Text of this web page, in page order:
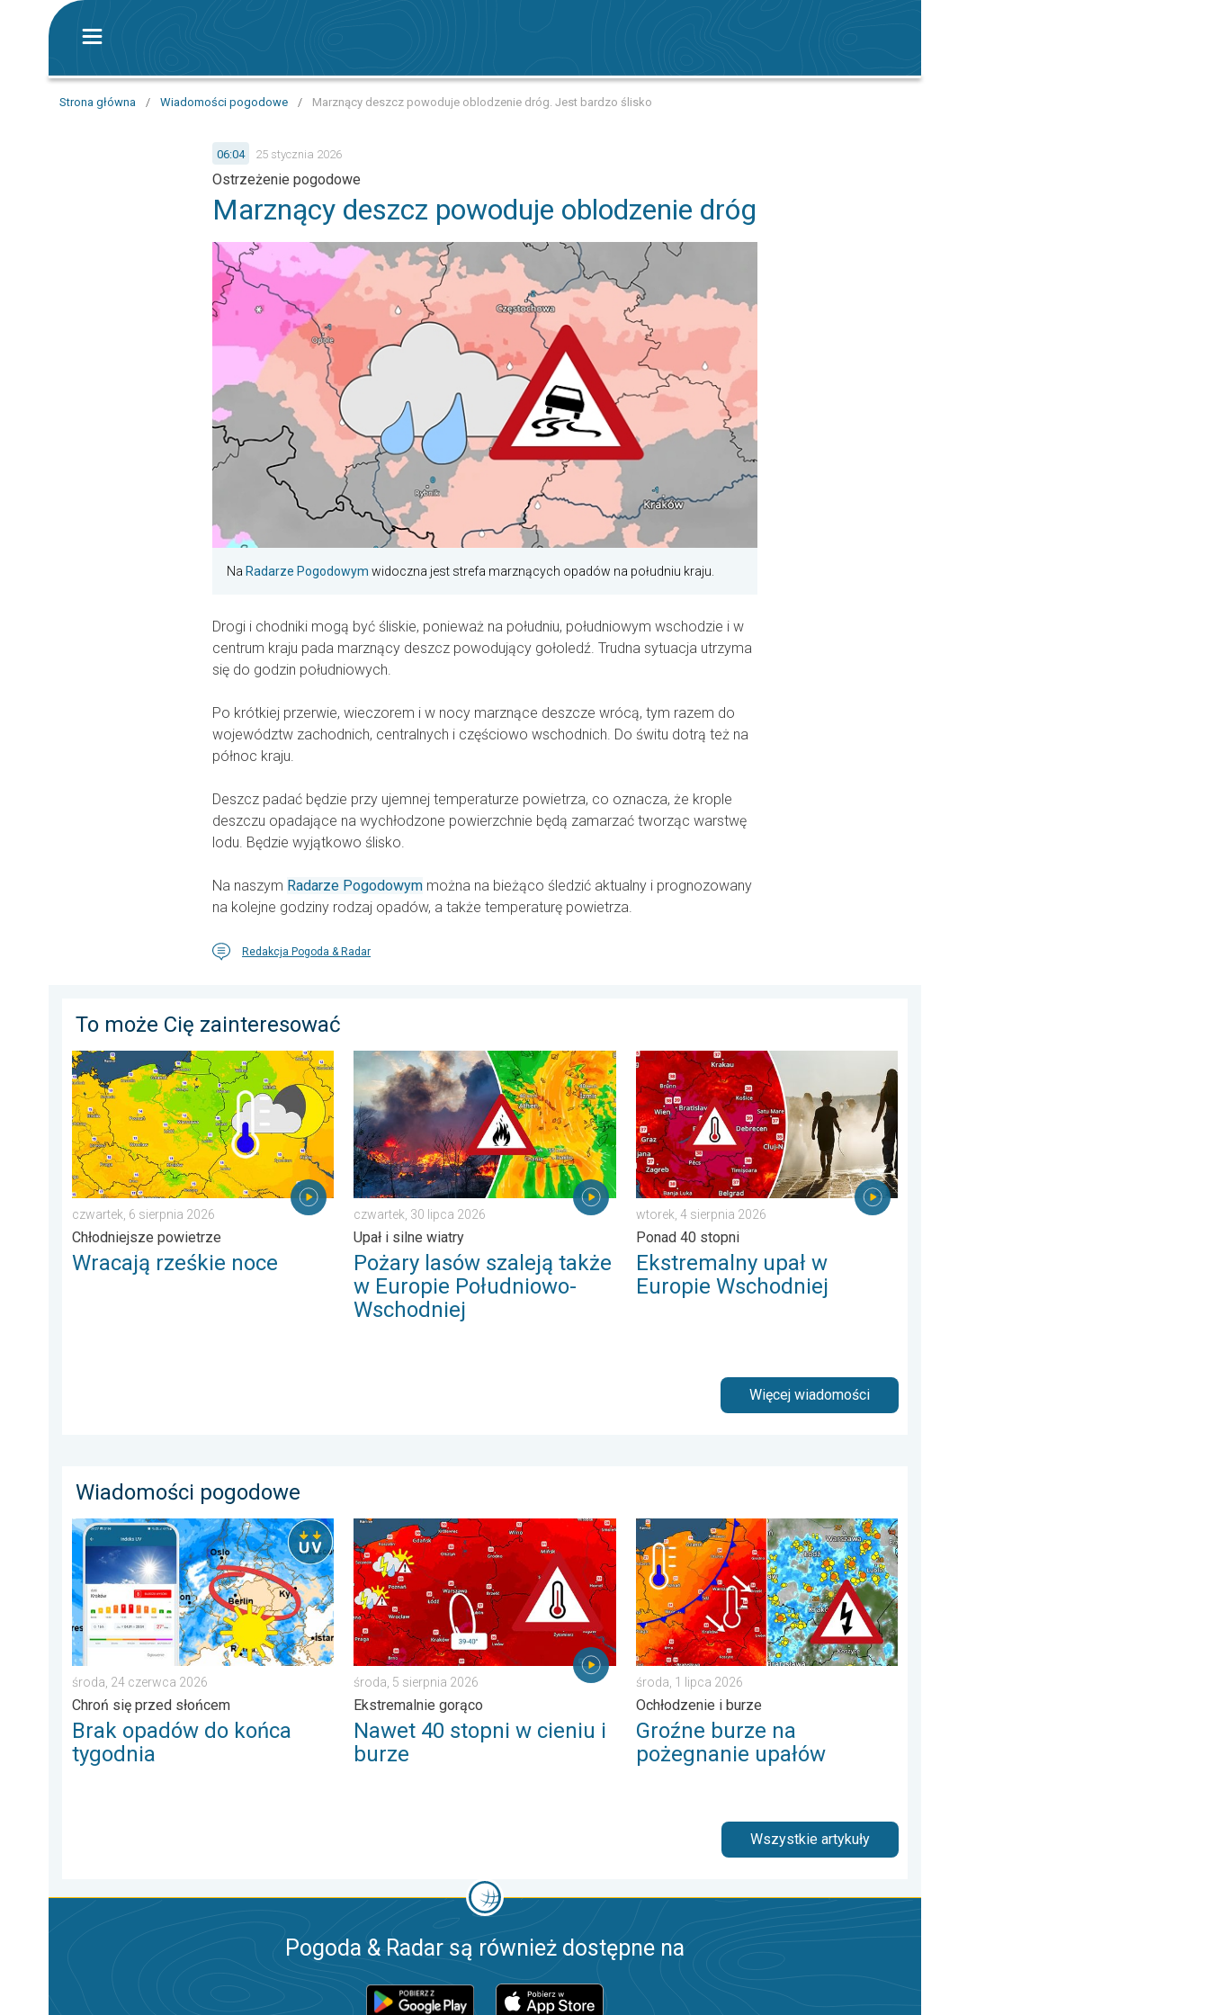
Strona główna / Wiadomości pogodowe / Marznący deszcz powoduje oblodzenie dróg. Jest bardzo ślisko
06:04 25 stycznia 2026
Ostrzeżenie pogodowe
Marznący deszcz powoduje oblodzenie dróg
Na Radarze Pogodowym widoczna jest strefa marznących opadów na południu kraju.
Drogi i chodniki mogą być śliskie, ponieważ na południu, południowym wschodzie i w
centrum kraju pada marznący deszcz powodujący gołoledź. Trudna sytuacja utrzyma
się do godzin południowych.
Po krótkiej przerwie, wieczorem i w nocy marznące deszcze wrócą, tym razem do
województw zachodnich, centralnych i częściowo wschodnich. Do świtu dotrą też na
północ kraju.
Deszcz padać będzie przy ujemnej temperaturze powietrza, co oznacza, że krople
deszczu opadające na wychłodzone powierzchnie będą zamarzać tworząc warstwę
lodu. Będzie wyjątkowo ślisko.
Na naszym Radarze Pogodowym można na bieżąco śledzić aktualny i prognozowany
na kolejne godziny rodzaj opadów, a także temperaturę powietrza.
Redakcja Pogoda & Radar
To może Cię zainteresować
Wracają rześkie noce. Chłodniejsze powietrze. . . czwartek, 6 sierpnia 2026
czwartek, 6 sierpnia 2026
Chłodniejsze powietrze
Wracają rześkie noce
Pożary lasów szaleją także w Europie Południowo-Wschodniej. Upał i silne wiatry. . . czwartek, 30 lipca 2026
czwartek, 30 lipca 2026
Upał i silne wiatry
Pożary lasów szaleją także
w Europie Południowo-
Wschodniej
Ekstremalny upał w Europie Wschodniej. Ponad 40 stopni. . . wtorek, 4 sierpnia 2026
wtorek, 4 sierpnia 2026
Ponad 40 stopni
Ekstremalny upał w
Europie Wschodniej
Więcej wiadomości
Wiadomości pogodowe
Brak opadów do końca tygodnia. Chroń się przed słońcem. . . środa, 24 czerwca 2026
środa, 24 czerwca 2026
Chroń się przed słońcem
Brak opadów do końca
tygodnia
Nawet 40 stopni w cieniu i burze. Ekstremalnie gorąco. . . środa, 5 sierpnia 2026
środa, 5 sierpnia 2026
Ekstremalnie gorąco
Nawet 40 stopni w cieniu i
burze
Groźne burze na pożegnanie upałów. Ochłodzenie i burze. . . środa, 1 lipca 2026
środa, 1 lipca 2026
Ochłodzenie i burze
Groźne burze na
pożegnanie upałów
Wszystkie artykuły
Pogoda & Radar są również dostępne na